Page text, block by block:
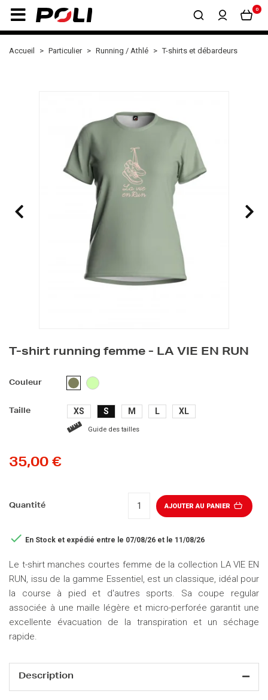
0
Accueil Particulier Running / Athlé T-shirts et débardeurs
T-shirt running femme - LA VIE EN RUN
Couleur KAKI
VERT
Taille XS S M L XL
Guide des tailles
35,00 €
Quantité AJOUTER AU PANIER
 En Stock et expédié entre le 07/08/26 et le 11/08/26
Le t-shirt manches courtes femme de la collection LA VIE EN
RUN, issu de la gamme Essentiel, est un classique, idéal pour
la course à pied et d'autres sports. Sa coupe regular
associée à une maille légère et micro-perforée garantit une
excellente évacuation de la transpiration et un séchage
rapide.
Description